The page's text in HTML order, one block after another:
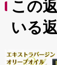
この
いる